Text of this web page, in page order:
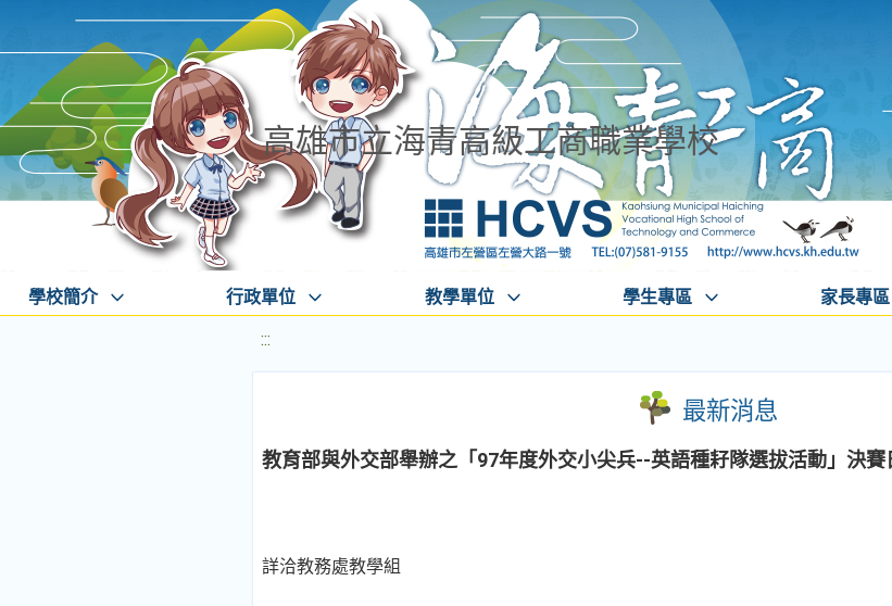
高雄市立海青高級工商職業學校
學校簡介 行政單位 教學單位 學生專區 家長專區
:::
最新消息
教育部與外交部舉辦之「97年度外交小尖兵--英語種耔隊選拔活動」決賽
詳洽教務處教學組